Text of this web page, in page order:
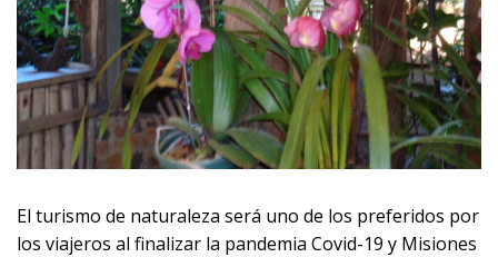
El turismo de naturaleza será uno de los preferidos por
los viajeros al finalizar la pandemia Covid-19 y Misiones